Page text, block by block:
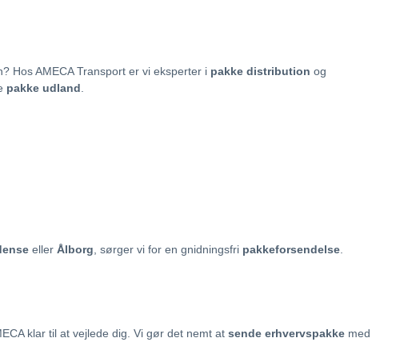
Hos AMECA Transport er vi eksperter i pakke distribution og
pakke udland
eller Ålborg , sørger vi for en gnidningsfri pakkeforsendelse
klar til at vejlede dig. Vi gør det nemt at sende erhvervspakke med